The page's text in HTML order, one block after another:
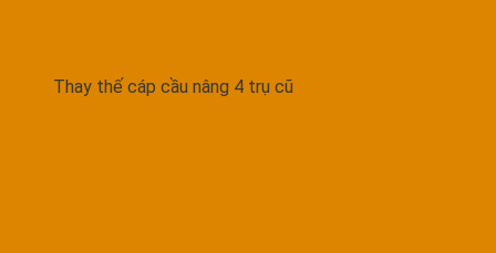
Thay thế cáp cầu nâng 4 trụ cũ